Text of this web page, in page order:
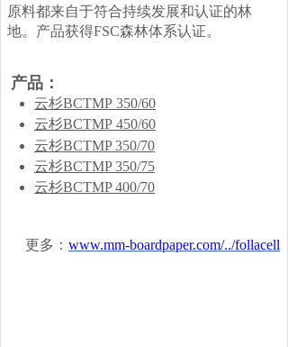
原料都来自于符合持续发展和认证的林
地。产品获得FSC森林体系认证。
产品：
云杉BCTMP 350/60
云杉BCTMP 450/60
云杉BCTMP 350/70
云杉BCTMP 350/75
云杉BCTMP 400/70
更多 ： www.mm-boardpaper.com/../follacell